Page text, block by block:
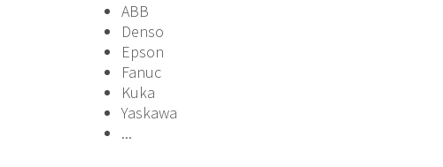
ABB
Denso
Epson
Fanuc
Kuka
Yaskawa
...